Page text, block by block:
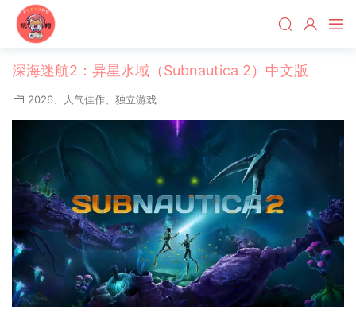
深海迷航2：异星水域（Subnautica 2）中文版
2026 人气佳作 独立游戏